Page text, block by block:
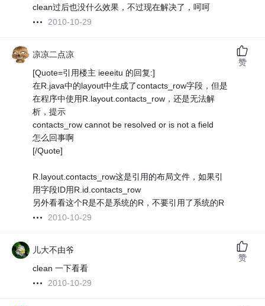
clean过后也没什么效果，不过现在解决了，呵呵
2010-10-29
凉凉二点凉
[Quote=引用楼主 ieeeitu 的回复:]
在R.java中的layout中生成了contacts_row字段，但是
在程序中使用R.layout.contacts_row，还是无法解
析，提示
contacts_row cannot be resolved or is not a field
怎么回事啊
[/Quote]
R.layout.contacts_row这是引用的布局文件，如果引
用字段ID用R.id.contacts_row
另外看看这个R是不是系统的R，不要引用了系统的R
2010-10-29
赞
儿大不由爷
clean 一下看看
2010-10-29
赞